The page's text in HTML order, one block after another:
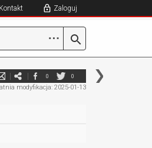
Kontakt Zaloguj
⋯
0 0
modyfikacja: 2025-01-13